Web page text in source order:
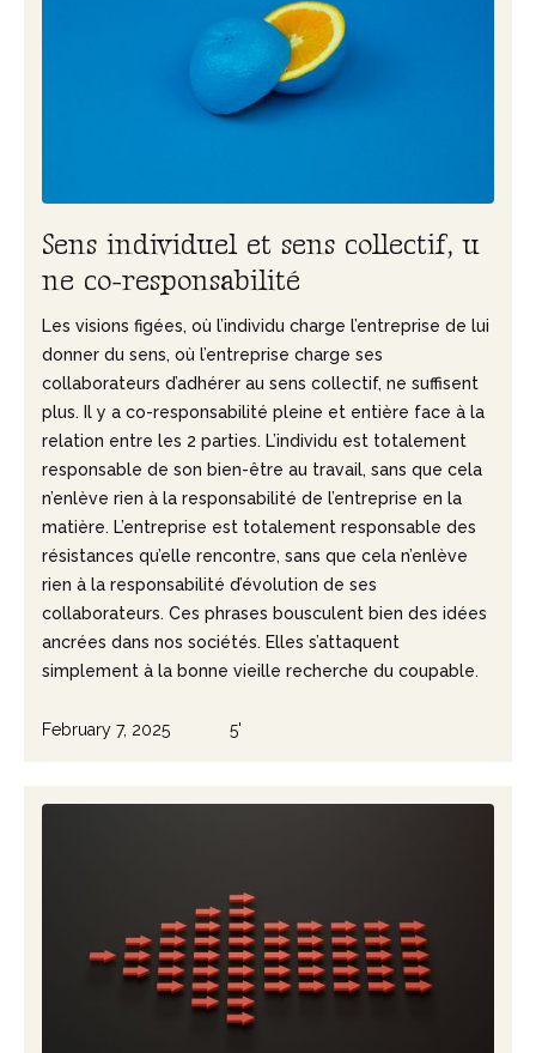
Sens individuel et sens collectif, u
ne co-responsabilité
Les visions figées, où l’individu charge l’entreprise de lui
donner du sens, où l’entreprise charge ses
collaborateurs d’adhérer au sens collectif, ne suffisent
plus. Il y a co-responsabilité pleine et entière face à la
relation entre les 2 parties. L’individu est totalement
responsable de son bien-être au travail, sans que cela
n’enlève rien à la responsabilité de l’entreprise en la
matière. L’entreprise est totalement responsable des
résistances qu’elle rencontre, sans que cela n’enlève
rien à la responsabilité d’évolution de ses
collaborateurs. Ces phrases bousculent bien des idées
ancrées dans nos sociétés. Elles s’attaquent
simplement à la bonne vieille recherche du coupable.
February 7, 2025 5'